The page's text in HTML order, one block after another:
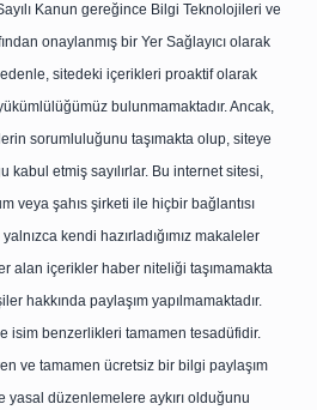
Kanun gereğince Bilgi Teknolojileri ve
onaylanmış bir Yer Sağlayıcı olarak
sitedeki içerikleri proaktif olarak
bulunmamaktadır. Ancak,
sorumluluğunu taşımakta olup, siteye
kabul etmiş sayılırlar. Bu internet sitesi,
veya şahıs şirketi ile hiçbir bağlantısı
kendi hazırladığımız makaleler
alan içerikler haber niteliği taşımamakta
hakkında paylaşım yapılmamaktadır.
isim benzerlikleri tamamen tesadüfidir.
ve tamamen ücretsiz bir bilgi paylaşım
yasal düzenlemelere aykırı olduğunu